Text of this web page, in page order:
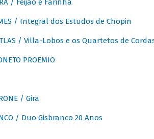
/ Feijão e Farinha
/ Integral dos Estudos de Chopin
/ Villa-Lobos e os Quartetos de
PROEMIO
/ Gira
/ Duo Gisbranco 20 Anos